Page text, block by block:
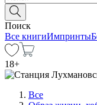
Поиск
Все книгиИмпринты
18+
Все